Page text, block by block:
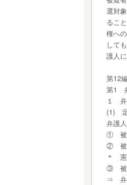
選対
るこ
権へ
して
護人
第12
第1
１ 弁
(1)
弁護
① 被
② 被
＊ 憲
③ 被
⇒ 弁